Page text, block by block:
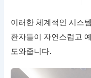
이러한 체계적인 시스
환자들이 자연스럽고
도와줍니다.